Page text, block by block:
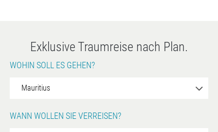
Exklusive Traumreise nach Plan.
WOHIN SOLL ES GEHEN?
WANN WOLLEN SIE VERREISEN?